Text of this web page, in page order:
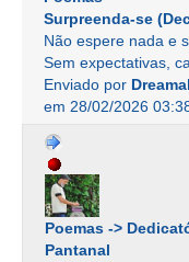
Surpreenda-se
Não espere nada e
Sem expectativas,
Enviado por
em 28/02/2026
Poemas ->
Pantanal